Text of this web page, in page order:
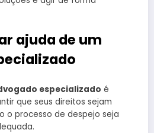
ajuda de um
especializado é
que seus direitos sejam
o processo de despejo seja